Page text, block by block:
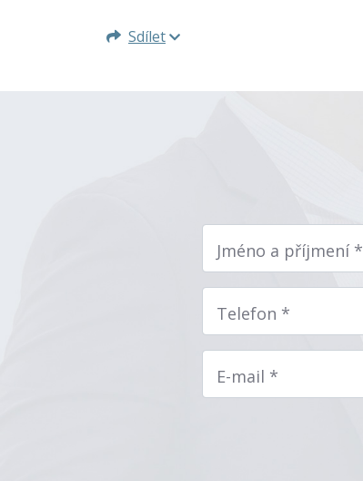
Sdílet
Jméno a příjmení *
Telefon *
E-mail *